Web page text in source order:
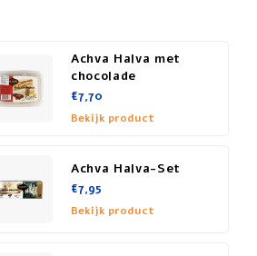
Achva Halva met
chocolade
€7,70
Bekijk product
Achva Halva-Set
€7,95
Bekijk product